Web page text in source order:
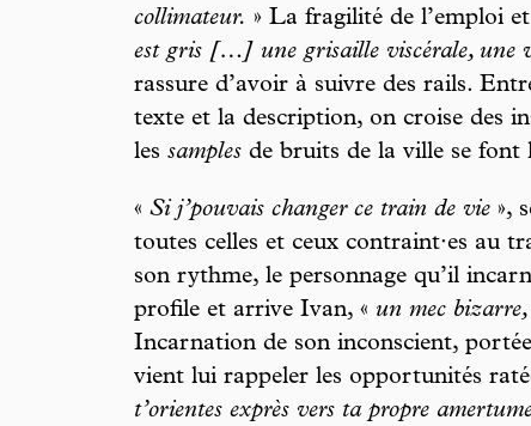
collimateur. » La fragilité de l’emploi
est gris […] une grisaille viscérale, une
rassure d’avoir à suivre des rails.
texte et la description, on croise des
les samples de bruits de la ville se font
« Si j’pouvais changer ce train de vie »,
toutes celles et ceux contraint·es au
son rythme, le personnage qu’il
profile et arrive Ivan, « un mec
Incarnation de son inconscient,
vient lui rappeler les opportunités
t’orientes exprès vers ta propre